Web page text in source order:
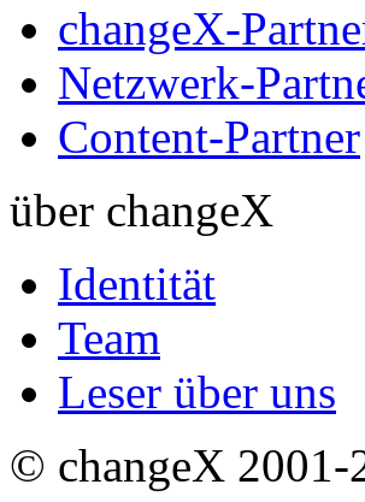
changeX-
Netzwerk-
Content-Partner
über changeX
Identität
Team
Leser über uns
© changeX 2001-